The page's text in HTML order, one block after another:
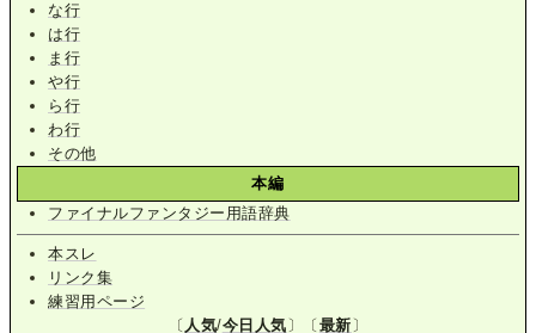
な行
は行
ま行
や行
ら行
わ行
その他
本編
ファイナルファンタジー用語辞典
本スレ
リンク集
練習用ページ
〔 人気/今日人気 〕〔 最新 〕